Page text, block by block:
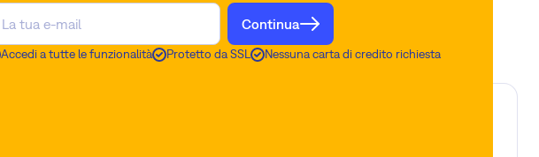
Continua
Accedi a tutte le funzionalità Protetto da SSL Nessuna carta di credito richiesta